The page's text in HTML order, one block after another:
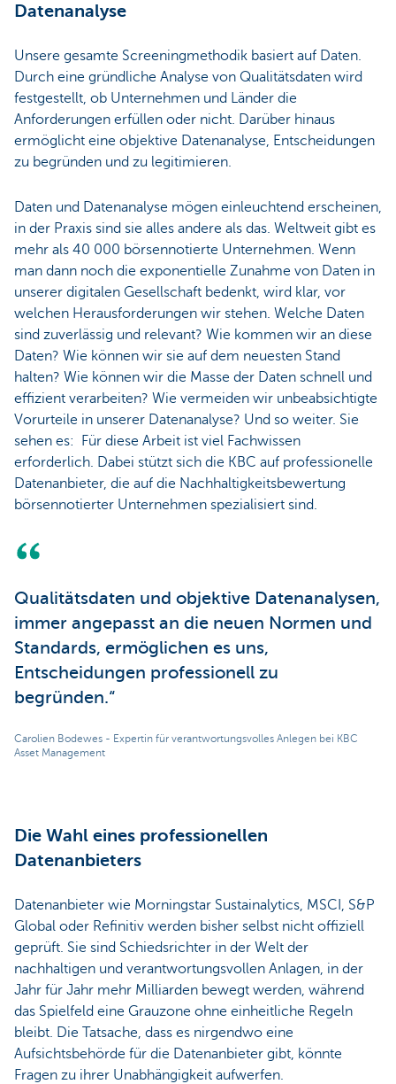
Datenanalyse
Unsere gesamte Screeningmethodik basiert auf Daten.
Durch eine gründliche Analyse von Qualitätsdaten wird
festgestellt, ob Unternehmen und Länder die
Anforderungen erfüllen oder nicht. Darüber hinaus
ermöglicht eine objektive Datenanalyse, Entscheidungen
zu begründen und zu legitimieren.
Daten und Datenanalyse mögen einleuchtend erscheinen,
in der Praxis sind sie alles andere als das. Weltweit gibt es
mehr als 40 000 börsennotierte Unternehmen. Wenn
man dann noch die exponentielle Zunahme von Daten in
unserer digitalen Gesellschaft bedenkt, wird klar, vor
welchen Herausforderungen wir stehen. Welche Daten
sind zuverlässig und relevant? Wie kommen wir an diese
Daten? Wie können wir sie auf dem neuesten Stand
halten? Wie können wir die Masse der Daten schnell und
effizient verarbeiten? Wie vermeiden wir unbeabsichtigte
Vorurteile in unserer Datenanalyse? Und so weiter. Sie
sehen es: Für diese Arbeit ist viel Fachwissen
erforderlich. Dabei stützt sich die KBC auf professionelle
Datenanbieter, die auf die Nachhaltigkeitsbewertung
börsennotierter Unternehmen spezialisiert sind.
Qualitätsdaten und objektive Datenanalysen,
immer angepasst an die neuen Normen und
Standards, ermöglichen es uns,
Entscheidungen professionell zu
begründen.“
Carolien Bodewes - Expertin für verantwortungsvolles Anlegen bei KBC
Asset Management
Die Wahl eines professionellen
Datenanbieters
Datenanbieter wie Morningstar Sustainalytics, MSCI, S&P
Global oder Refinitiv werden bisher selbst nicht offiziell
geprüft. Sie sind Schiedsrichter in der Welt der
nachhaltigen und verantwortungsvollen Anlagen, in der
Jahr für Jahr mehr Milliarden bewegt werden, während
das Spielfeld eine Grauzone ohne einheitliche Regeln
bleibt. Die Tatsache, dass es nirgendwo eine
Aufsichtsbehörde für die Datenanbieter gibt, könnte
Fragen zu ihrer Unabhängigkeit aufwerfen.